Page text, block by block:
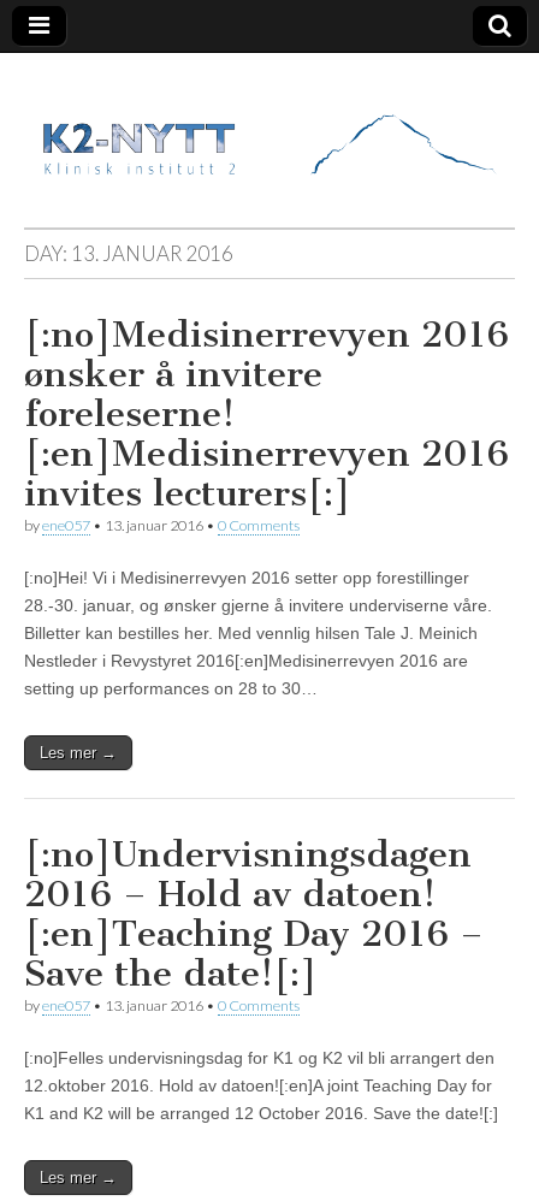
K2 Nytt
DAY: 13. JANUAR 2016
[:no]Medisinerrevyen 2016
ønsker å invitere
foreleserne!
[:en]Medisinerrevyen 2016
invites lecturers[:]
byene057 • 13. januar 2016 • 0 Comments
[:no]Hei! Vi i Medisinerrevyen 2016 setter opp forestillinger
28.-30. januar, og ønsker gjerne å invitere underviserne våre.
Billetter kan bestilles her. Med vennlig hilsen Tale J. Meinich
Nestleder i Revystyret 2016[:en]Medisinerrevyen 2016 are
setting up performances on 28 to 30…
Les mer →
[:no]Undervisningsdagen
2016 – Hold av datoen!
[:en]Teaching Day 2016 –
Save the date![:]
byene057 • 13. januar 2016 • 0 Comments
[:no]Felles undervisningsdag for K1 og K2 vil bli arrangert den
12.oktober 2016. Hold av datoen![:en]A joint Teaching Day for
K1 and K2 will be arranged 12 October 2016. Save the date![:]
Les mer →